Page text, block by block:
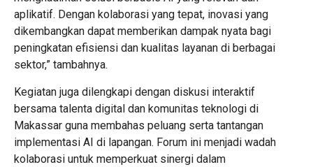
aplikatif. Dengan kolaborasi yang tepat, inovasi yang
dikembangkan dapat memberikan dampak nyata bagi
peningkatan efisiensi dan kualitas layanan di berbagai
sektor,” tambahnya.
Kegiatan juga dilengkapi dengan diskusi interaktif
bersama talenta digital dan komunitas teknologi di
Makassar guna membahas peluang serta tantangan
implementasi AI di lapangan. Forum ini menjadi wadah
kolaborasi untuk memperkuat sinergi dalam